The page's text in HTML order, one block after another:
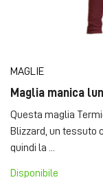
MAGLIE
Maglia manica
Questa maglia
Blizzard, un tessuto
quindi la ...
Disponibile